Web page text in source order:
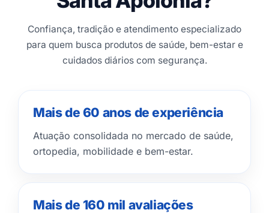
Confiança, tradição e atendimento especializado
para quem busca produtos de saúde, bem-estar e
cuidados diários com segurança.
Mais de 60 anos de experiência
Atuação consolidada no mercado de saúde,
ortopedia, mobilidade e bem-estar.
Mais de 160 mil avaliações